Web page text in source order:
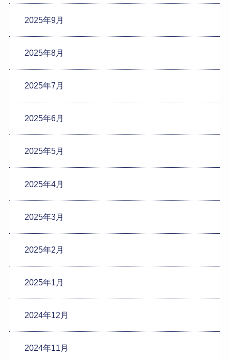
2025年9月
2025年8月
2025年7月
2025年6月
2025年5月
2025年4月
2025年3月
2025年2月
2025年1月
2024年12月
2024年11月